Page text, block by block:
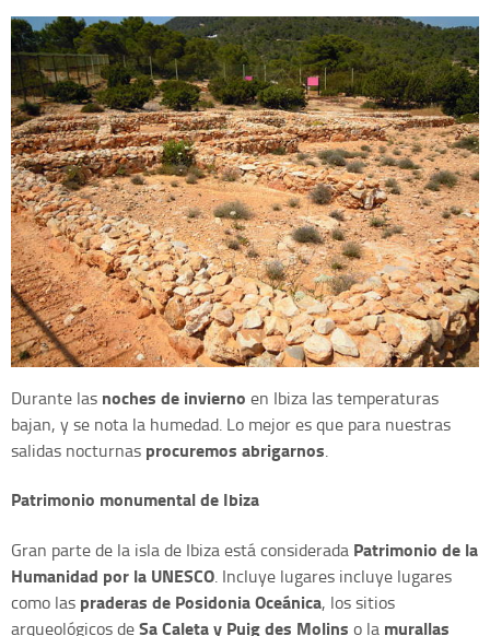
Durante las noches de invierno en Ibiza las temperaturas
bajan, y se nota la humedad. Lo mejor es que para nuestras
salidas nocturnas procuremos abrigarnos.
Patrimonio monumental de Ibiza
Gran parte de la isla de Ibiza está considerada Patrimonio de la
Humanidad por la UNESCO. Incluye lugares incluye lugares
como las praderas de Posidonia Oceánica, los sitios
arqueológicos deSa Caleta y Puig des Molins o la murallas